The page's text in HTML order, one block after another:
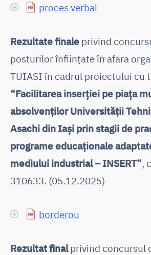
proces verbal
Rezultate finale privind
posturilor înființate în afara
TUIASI în cadrul proiectului cu
“Facilitarea inserției pe piața
absolvenților Universității
Asachi din Iași prin stagii de
programe educaționale
mediului industrial – INSERT”,
310633. (05.12.2025)
borderou
Rezultat finalprivind concursul